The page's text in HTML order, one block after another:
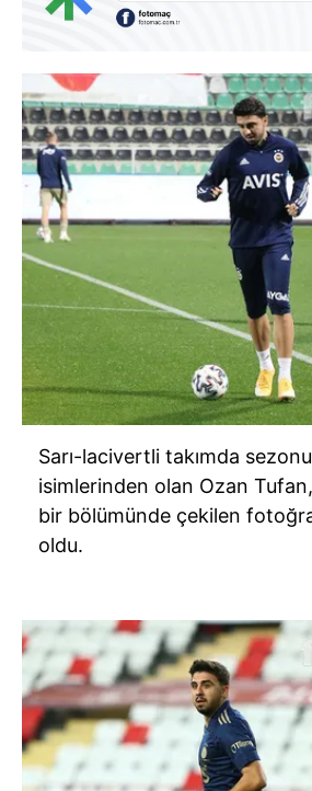
Sarı-lacivertli takımda
isimlerinden olan Ozan
bir bölümünde çekilen
oldu.